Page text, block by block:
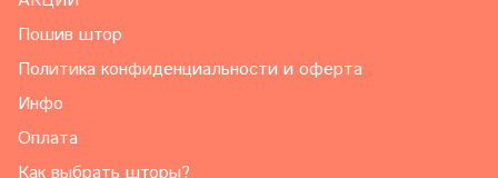
Пошив штор
Политика конфиденциальности и оферта
Инфо
Оплата
Как выбрать шторы?